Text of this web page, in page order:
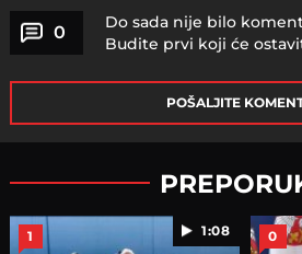
0
Do sada nije bilo
Budite prvi koji će
POŠALJITE
1:08
1 0